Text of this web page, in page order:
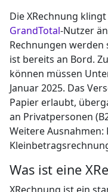
Die XRechnung
GrandTotal-Nutzer
Rechnungen
ist bereits an Bord.
können müssen
Januar 2025. Das
Papier erlaubt,
an Privatpersonen
Weitere Ausnahmen:
Was ist eine